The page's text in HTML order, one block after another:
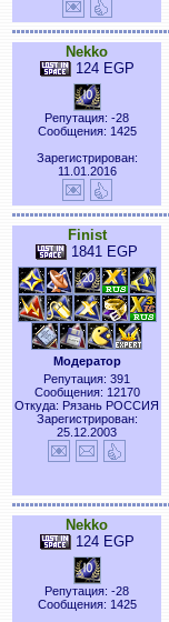
Nekko
124 EGP
Репутация: -28
Сообщения: 1425
Зарегистрирован:
11.01.2016
Finist
1841 EGP
Модератор
Репутация: 391
Сообщения: 12170
Откуда: Рязань РОССИЯ
Зарегистрирован:
25.12.2003
Nekko
124 EGP
Репутация: -28
Сообщения: 1425